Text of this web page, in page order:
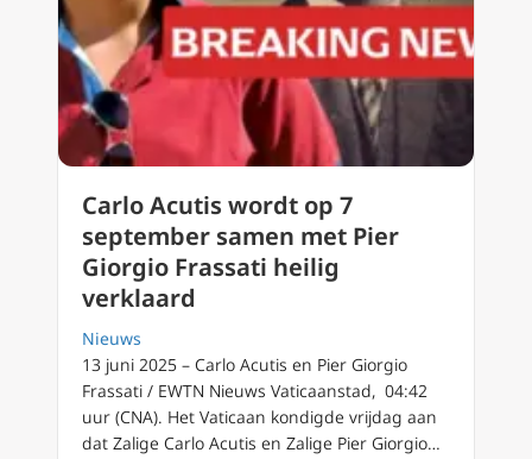
Carlo Acutis wordt op 7
september samen met Pier
Giorgio Frassati heilig
verklaard
Nieuws
13 juni 2025 – Carlo Acutis en Pier Giorgio
Frassati / EWTN Nieuws Vaticaanstad, 04:42
uur (CNA). Het Vaticaan kondigde vrijdag aan
dat Zalige Carlo Acutis en Zalige Pier Giorgio…